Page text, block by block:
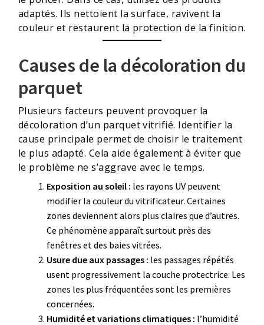
adaptés. Ils nettoient la surface, ravivent la
couleur et restaurent la protection de la finition.
Causes de la décoloration du
parquet
Plusieurs facteurs peuvent provoquer la
décoloration d’un parquet vitrifié. Identifier la
cause principale permet de choisir le traitement
le plus adapté. Cela aide également à éviter que
le problème ne s’aggrave avec le temps.
Exposition au soleil : les rayons UV peuvent
modifier la couleur du vitrificateur. Certaines
zones deviennent alors plus claires que d’autres.
Ce phénomène apparaît surtout près des
fenêtres et des baies vitrées.
Usure due aux passages : les passages répétés
usent progressivement la couche protectrice. Les
zones les plus fréquentées sont les premières
concernées.
Humidité et variations climatiques : l’humidité